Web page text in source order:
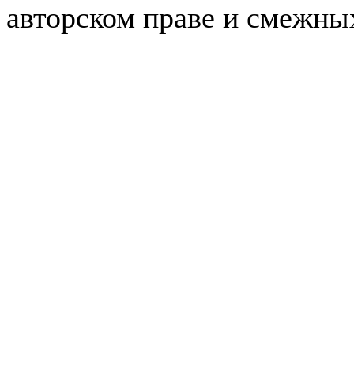
авторском праве и